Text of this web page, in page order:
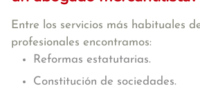
Entre los servicios más habituales
profesionales encontramos:
Reformas estatutarias.
Constitución de sociedades.